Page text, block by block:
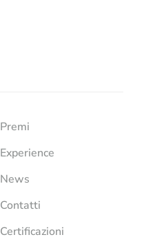
Premi
Experience
News
Contatti
Certificazioni